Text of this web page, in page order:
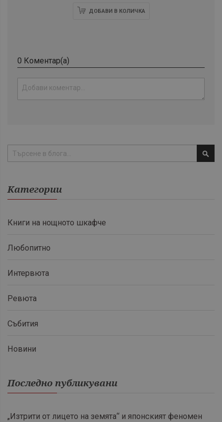
ДОБАВИ В КОЛИЧКА
0 Коментар(а)
Категории
Книги на нощното шкафче
Любопитно
Интервюта
Ревюта
Събития
Новини
Последно публикувани
„Изтрити от лицето на земята“ и японският феномен